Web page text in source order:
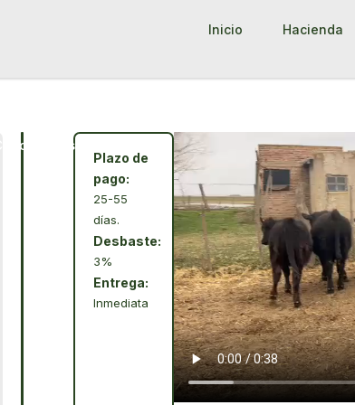
Inicio Hacienda
Condiciones
Plazo de
pago:
25-55
días.
Desbaste:
3%
Entrega:
Inmediata